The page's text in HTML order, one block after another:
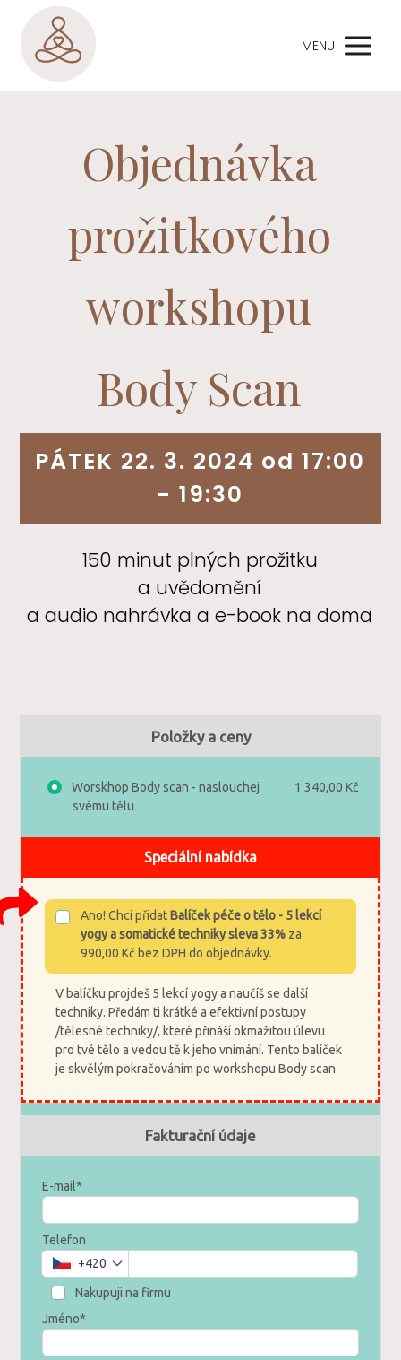
MENU
Objednávka
prožitkového
workshopu
Body Scan
PÁTEK 22. 3. 2024 od 17:00
- 19:30
150 minut plných prožitku
a uvědomění
a audio nahrávka a e-book na doma
Položky a ceny
Worskhop Body scan - naslouchej
svému tělu
1 340,00 Kč
Speciální nabídka
Ano! Chci přidatBalíček péče o tělo - 5 lekcí
yogy a somatické techniky sleva 33% za
990,00 Kč bez DPH do objednávky.
V balíčku projdeš 5 lekcí yogy a naučíš se další
techniky. Předám ti krátké a efektivní postupy
/tělesné techniky/, které přináší okmažitou úlevu
pro tvé tělo a vedou tě k jeho vnímání. Tento balíček
je skvělým pokračováním po workshopu Body scan.
Fakturační údaje
E-mail*
Telefon
+420
Nakupuji na firmu
Jméno*